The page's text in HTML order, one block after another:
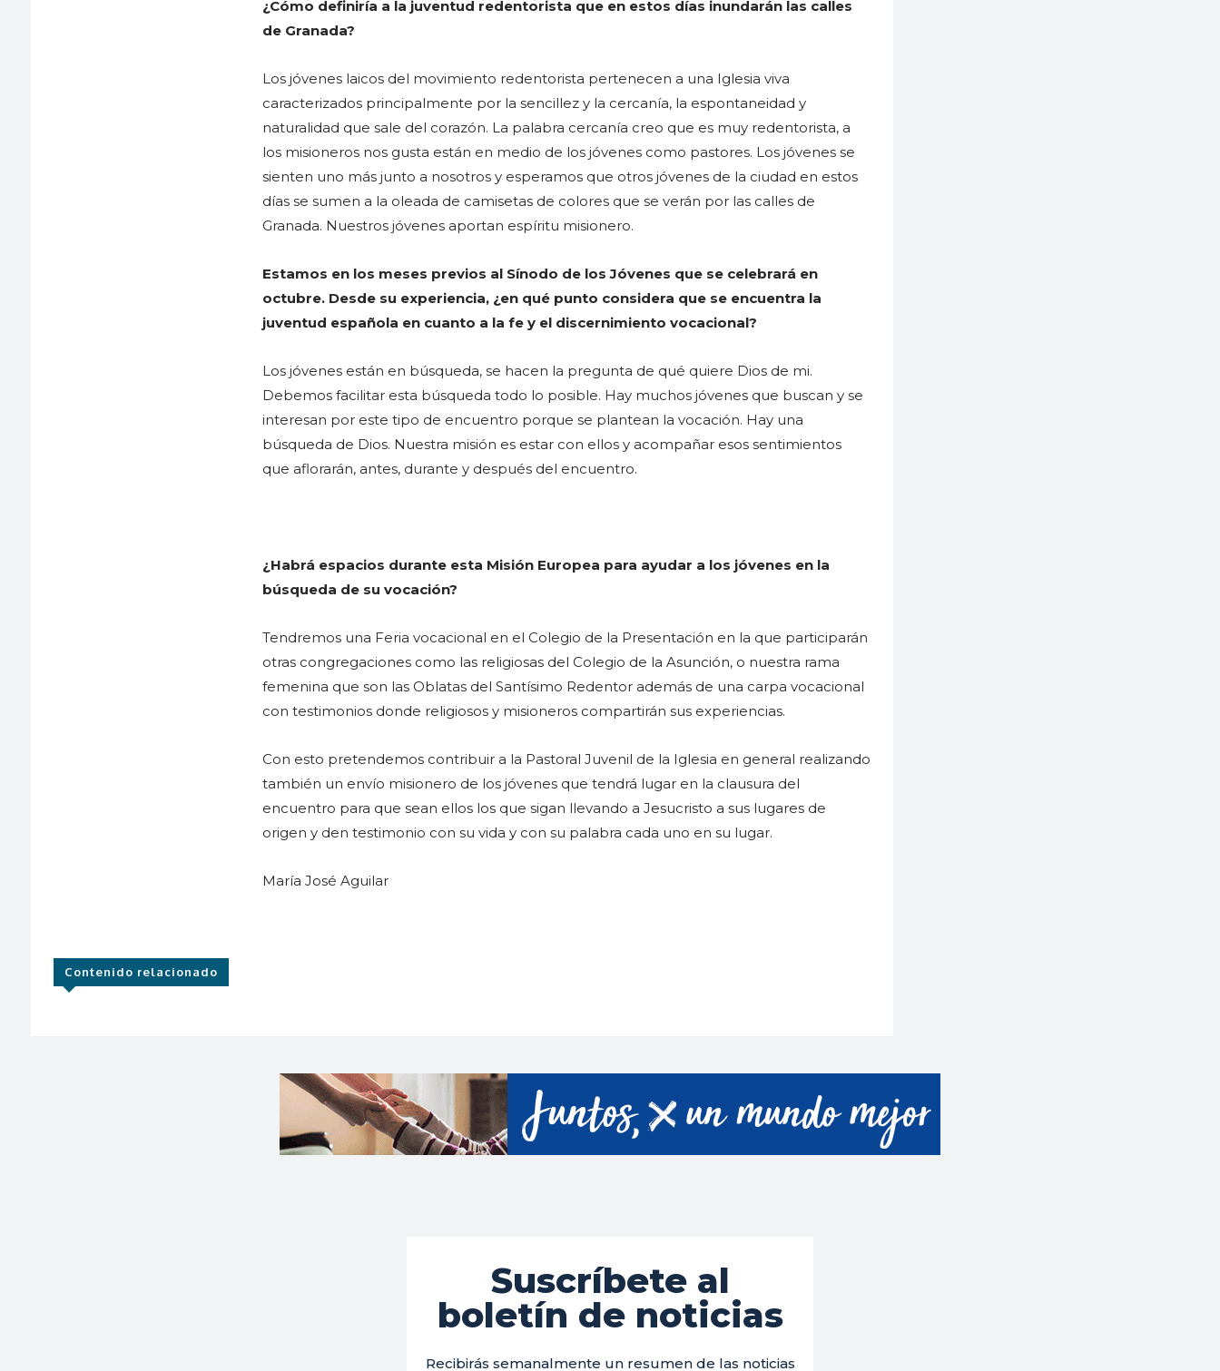
¿Cómo definiría a la juventud redentorista que en estos días inundarán las calles
de Granada?
Los jóvenes laicos del movimiento redentorista pertenecen a una Iglesia viva
caracterizados principalmente por la sencillez y la cercanía, la espontaneidad y
naturalidad que sale del corazón. La palabra cercanía creo que es muy redentorista, a
los misioneros nos gusta están en medio de los jóvenes como pastores. Los jóvenes se
sienten uno más junto a nosotros y esperamos que otros jóvenes de la ciudad en estos
días se sumen a la oleada de camisetas de colores que se verán por las calles de
Granada. Nuestros jóvenes aportan espíritu misionero.
Estamos en los meses previos al Sínodo de los Jóvenes que se celebrará en
octubre. Desde su experiencia, ¿en qué punto considera que se encuentra la
juventud española en cuanto a la fe y el discernimiento vocacional?
Los jóvenes están en búsqueda, se hacen la pregunta de qué quiere Dios de mi.
Debemos facilitar esta búsqueda todo lo posible. Hay muchos jóvenes que buscan y se
interesan por este tipo de encuentro porque se plantean la vocación. Hay una
búsqueda de Dios. Nuestra misión es estar con ellos y acompañar esos sentimientos
que aflorarán, antes, durante y después del encuentro.
¿Habrá espacios durante esta Misión Europea para ayudar a los jóvenes en la
búsqueda de su vocación?
Tendremos una Feria vocacional en el Colegio de la Presentación en la que participarán
otras congregaciones como las religiosas del Colegio de la Asunción, o nuestra rama
femenina que son las Oblatas del Santísimo Redentor además de una carpa vocacional
con testimonios donde religiosos y misioneros compartirán sus experiencias.
Con esto pretendemos contribuir a la Pastoral Juvenil de la Iglesia en general realizando
también un envío misionero de los jóvenes que tendrá lugar en la clausura del
encuentro para que sean ellos los que sigan llevando a Jesucristo a sus lugares de
origen y den testimonio con su vida y con su palabra cada uno en su lugar.
María José Aguilar
Contenido relacionado
Suscríbete al
boletín de noticias
Recibirás semanalmente un resumen de las noticias